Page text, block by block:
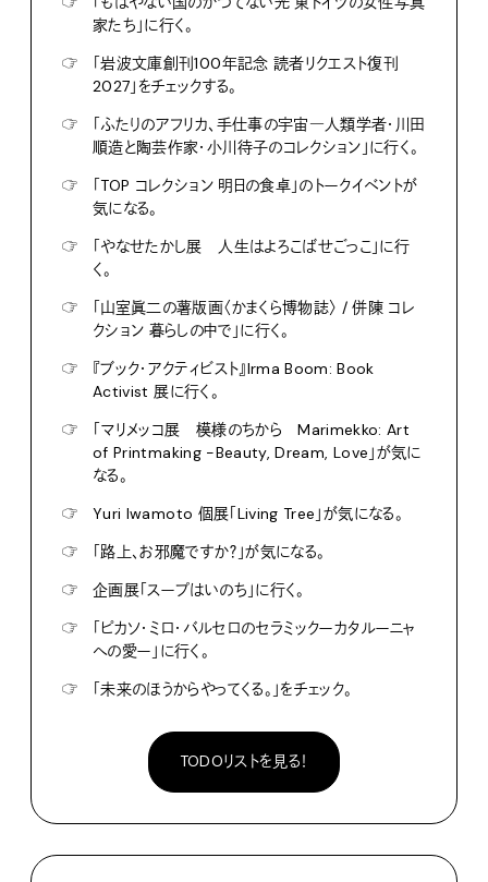
家たち」に行く。
☞
「岩波文庫創刊100年記念 読者リクエスト復刊
2027」をチェックする。
☞
「ふたりのアフリカ、手仕事の宇宙―人類学者・川田
順造と陶芸作家・小川待子のコレクション」に行く。
☞
「TOP コレクション 明日の食卓」のトークイベントが
気になる。
☞
「やなせたかし展 人生はよろこばせごっこ」に行
く。
☞
「山室眞二の薯版画〈かまくら博物誌〉 / 併陳 コレ
クション 暮らしの中で」に行く。
☞
『ブック・アクティビスト』Irma Boom: Book
Activist 展に行く。
☞
「マリメッコ展 模様のちから Marimekko: Art
of Printmaking -Beauty, Dream, Love」が気に
なる。
☞
Yuri Iwamoto 個展「Living Tree」が気になる。
☞
「路上、お邪魔ですか？」が気になる。
☞
企画展「スープはいのち」に行く。
☞
「ピカソ・ミロ・バルセロのセラミックーカタルーニャ
への愛ー」に行く。
☞
「未来のほうからやってくる。」をチェック。
TODOリストを見る！